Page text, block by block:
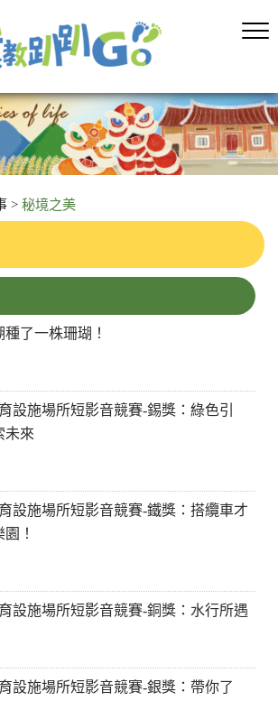
> 秘境之美
了一株珊瑚！
設施場所短影音競賽-錫獎：綠色引
未來
設施場所短影音競賽-鐵獎：搭纜車才
！
設施場所短影音競賽-銅獎：水行所遇
設施場所短影音競賽-銀獎：帶你了